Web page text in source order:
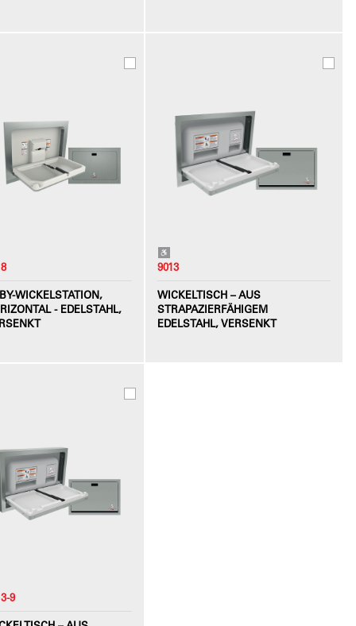
WICKELSTATION,
- EDELSTAHL,
9013
WICKELTISCH – AUS
STRAPAZIERFÄHIGEM
EDELSTAHL, VERSENKT
9